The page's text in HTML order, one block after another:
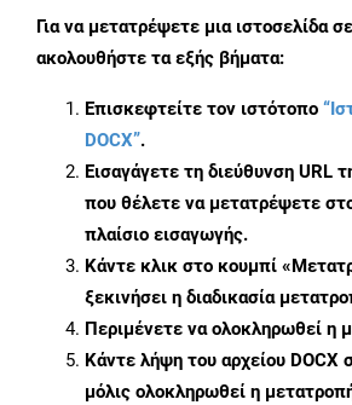
Για να μετατρέψετε μια ιστοσελίδα
ακολουθήστε τα εξής βήματα:
Επισκεφτείτε τον ιστότοπο
DOCX”.
Εισαγάγετε τη διεύθυνση URL
που θέλετε να μετατρέψετε
πλαίσιο εισαγωγής.
Κάντε κλικ στο κουμπί
ξεκινήσει η διαδικασία
Περιμένετε να ολοκληρωθεί η
Κάντε λήψη του αρχείου DOCX
μόλις ολοκληρωθεί η